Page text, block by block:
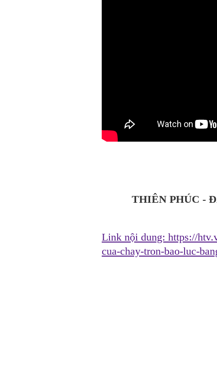
THIÊN PHÚC -
Link nội dung: https://
cua-chay-tron-bao-luc-